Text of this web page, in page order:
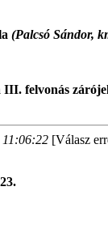
(Palcsó Sándor,
III. felvonás
[Válasz